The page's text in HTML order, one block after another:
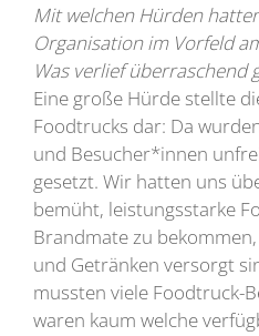
Mit welchen Hürden
Organisation im Vorfeld
Was verlief überraschend
Eine große Hürde stellte
Foodtrucks dar: Da
und Besucher*innen
gesetzt. Wir hatten uns
bemüht, leistungsstarke
Brandmate zu
und Getränken versorgt
mussten viele Foodtruck-
waren kaum welche